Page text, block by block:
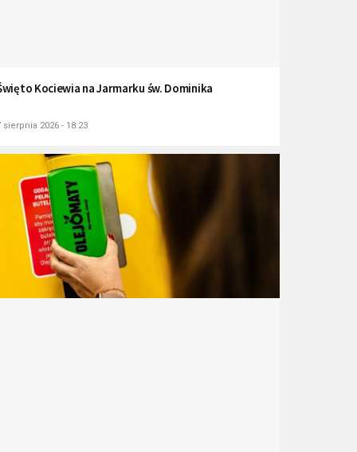
Kociewia na Jarmarku św. Dominika
sierpnia 2026 - 18:23